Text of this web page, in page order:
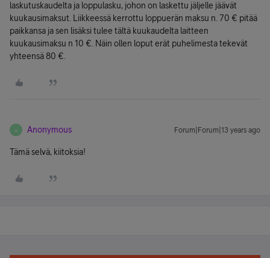
laskutuskaudelta ja loppulasku, johon on laskettu jäljelle jäävät
kuukausimaksut. Liikkeessä kerrottu loppuerän maksu n. 70 € pitää
paikkansa ja sen lisäksi tulee tältä kuukaudelta laitteen
kuukausimaksu n 10 €. Näin ollen loput erät puhelimesta tekevät
yhteensä 80 €.
A Anonymous Forum|Forum|13 years ago
Tämä selvä, kiitoksia!